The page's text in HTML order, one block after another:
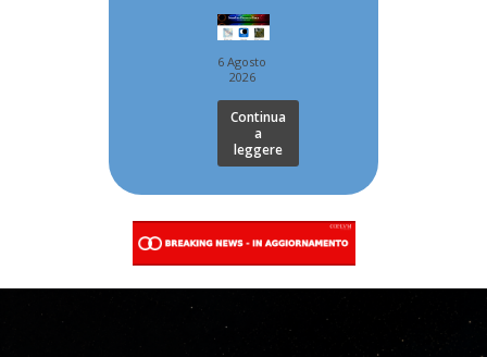
6 Agosto
2026
Continua
a
leggere